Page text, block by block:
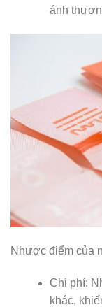
ánh
Nhược điểm của
Chi phí:
khác,